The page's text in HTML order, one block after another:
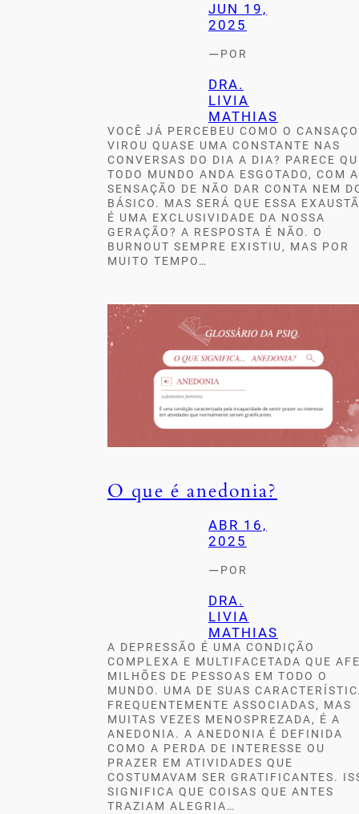
JUN 19,
2025
—POR
DRA.
LIVIA
MATHIAS
VOCÊ JÁ PERCEBEU COMO O CANSAÇO
VIROU QUASE UMA CONSTANTE NAS
CONVERSAS DO DIA A DIA? PARECE
TODO MUNDO ANDA ESGOTADO, COM A
SENSAÇÃO DE NÃO DAR CONTA NEM
BÁSICO. MAS SERÁ QUE ESSA
É UMA EXCLUSIVIDADE DA NOSSA
GERAÇÃO? A RESPOSTA É NÃO. O
BURNOUT SEMPRE EXISTIU, MAS POR
MUITO TEMPO…
O que é anedonia?
ABR 16,
2025
—POR
DRA.
LIVIA
MATHIAS
A DEPRESSÃO É UMA CONDIÇÃO
COMPLEXA E MULTIFACETADA QUE
MILHÕES DE PESSOAS EM TODO O
MUNDO. UMA DE SUAS
FREQUENTEMENTE ASSOCIADAS, MAS
MUITAS VEZES MENOSPREZADA, É A
ANEDONIA. A ANEDONIA É DEFINIDA
COMO A PERDA DE INTERESSE OU
PRAZER EM ATIVIDADES QUE
COSTUMAVAM SER GRATIFICANTES.
SIGNIFICA QUE COISAS QUE ANTES
TRAZIAM ALEGRIA…